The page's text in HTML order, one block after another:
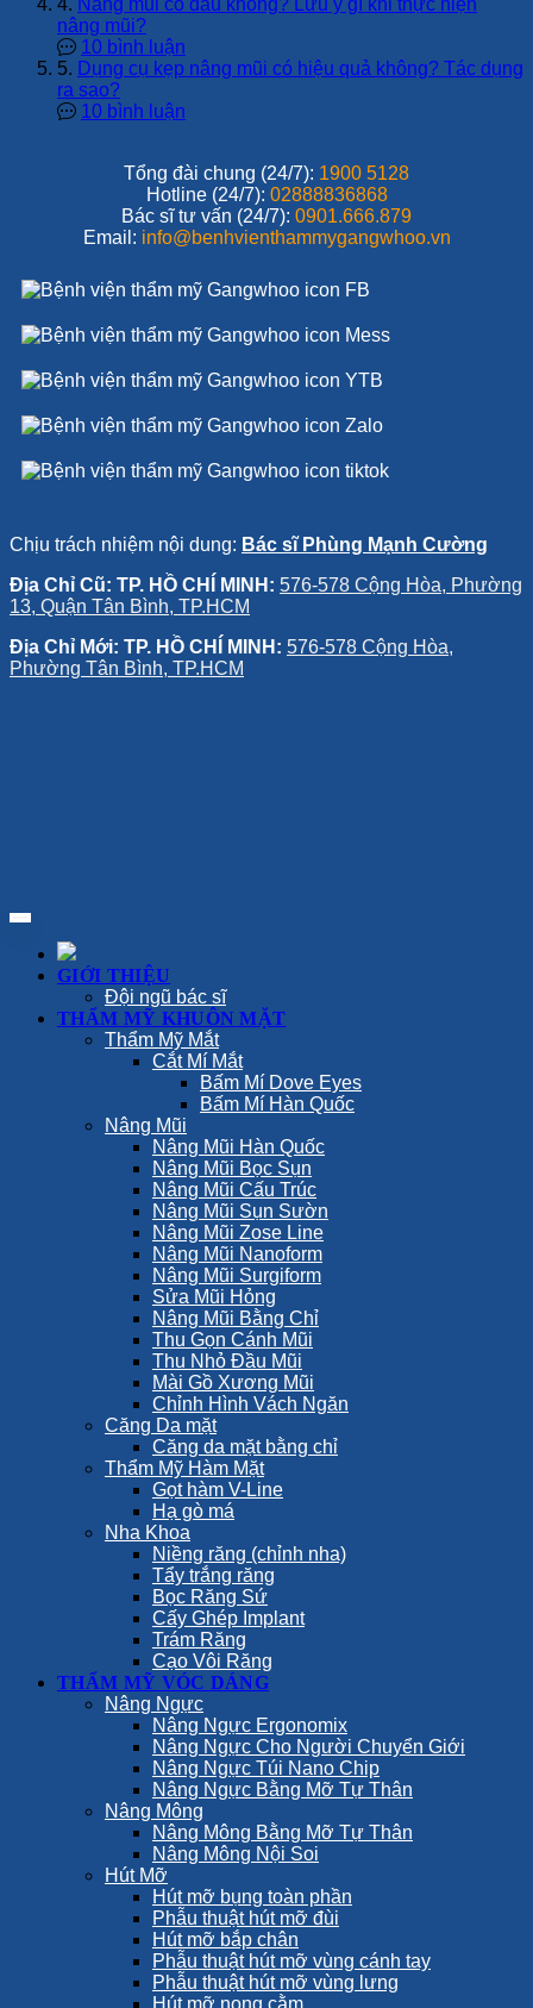
4. Nâng mũi có đau không? Lưu ý gì khi thực hiện
nâng mũi?
10 bình luận
5. Dụng cụ kẹp nâng mũi có hiệu quả không? Tác dụng
ra sao?
10 bình luận
Tổng đài chung (24/7): 1900 5128
Hotline (24/7): 02888836868
Bác sĩ tư vấn (24/7): 0901.666.879
Email: info@benhvienthammygangwhoo.vn
Chịu trách nhiệm nội dung: Bác sĩ Phùng Mạnh Cường
Địa Chỉ Cũ: TP. HỒ CHÍ MINH: 576-578 Cộng Hòa, Phường
13, Quận Tân Bình, TP.HCM
Địa Chỉ Mới: TP. HỒ CHÍ MINH: 576-578 Cộng Hòa,
Phường Tân Bình, TP.HCM
GIỚI THIỆU
Đội ngũ bác sĩ
THẨM MỸ KHUÔN MẶT
Thẩm Mỹ Mắt
Cắt Mí Mắt
Bấm Mí Dove Eyes
Bấm Mí Hàn Quốc
Nâng Mũi
Nâng Mũi Hàn Quốc
Nâng Mũi Bọc Sụn
Nâng Mũi Cấu Trúc
Nâng Mũi Sụn Sườn
Nâng Mũi Zose Line
Nâng Mũi Nanoform
Nâng Mũi Surgiform
Sửa Mũi Hỏng
Nâng Mũi Bằng Chỉ
Thu Gọn Cánh Mũi
Thu Nhỏ Đầu Mũi
Mài Gồ Xương Mũi
Chỉnh Hình Vách Ngăn
Căng Da mặt
Căng da mặt bằng chỉ
Thẩm Mỹ Hàm Mặt
Gọt hàm V-Line
Hạ gò má
Nha Khoa
Niềng răng (chỉnh nha)
Tẩy trắng răng
Bọc Răng Sứ
Cấy Ghép Implant
Trám Răng
Cạo Vôi Răng
THẨM MỸ VÓC DÁNG
Nâng Ngực
Nâng Ngực Ergonomix
Nâng Ngực Cho Người Chuyển Giới
Nâng Ngực Túi Nano Chip
Nâng Ngực Bằng Mỡ Tự Thân
Nâng Mông
Nâng Mông Bằng Mỡ Tự Thân
Nâng Mông Nội Soi
Hút Mỡ
Hút mỡ bụng toàn phần
Phẫu thuật hút mỡ đùi
Hút mỡ bắp chân
Phẫu thuật hút mỡ vùng cánh tay
Phẫu thuật hút mỡ vùng lưng